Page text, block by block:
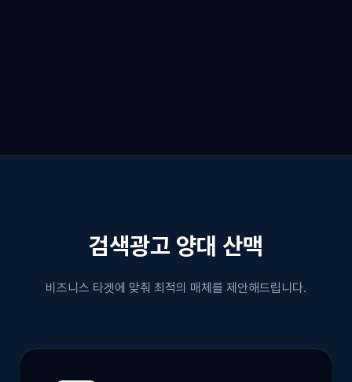
검색광고 양대 산맥
비즈니스 타겟에 맞춰 최적의 매체를 제안해드립니다.